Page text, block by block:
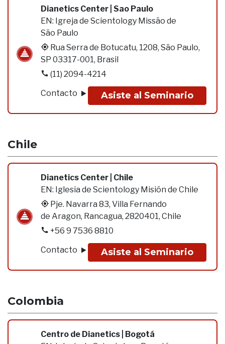
Dianetics Center | Sao Paulo
EN: Igreja de Scientology Missão de
São Paulo
Rua Serra de Botucatu, 1208, São Paulo,
SP 03317-001, Brasil
(11) 2094-4214
Contacto
Asiste al Seminario
Chile
Dianetics Center | Chile
EN: Iglesia de Scientology Misión de Chile
Pje. Navarra 83, Villa Fernando
de Aragon, Rancagua, 2820401, Chile
+56 9 7536 8810
Contacto
Asiste al Seminario
Colombia
Centro de Dianetics | Bogotá